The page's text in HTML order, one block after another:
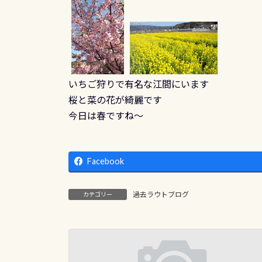
いちご狩りで有名な江間にいます
桜と菜の花が綺麗です
今日は春ですね～
Facebook
カテゴリー 過去ラウトブログ